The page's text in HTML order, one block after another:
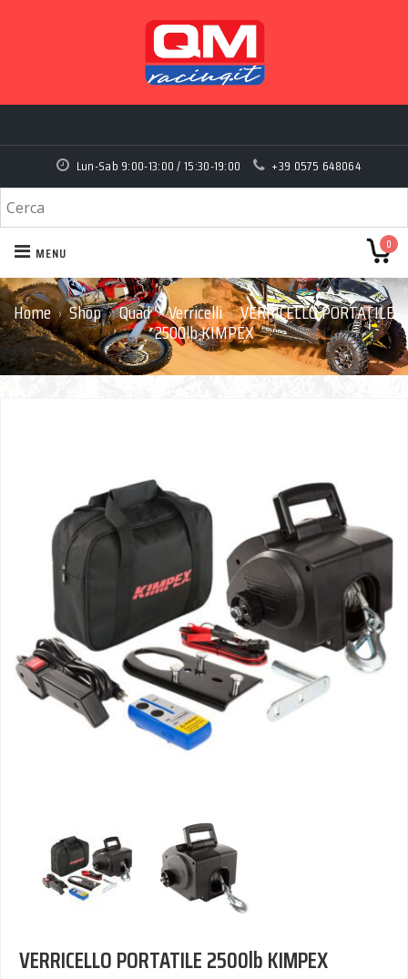
Lun-Sab 9:00-13:00 / 15:30-19:00 +39 0575 648064
0
MENU
Home › Shop › Quad › Verricelli › VERRICELLO PORTATILE
2500lb KIMPEX
VERRICELLO PORTATILE 2500lb KIMPEX